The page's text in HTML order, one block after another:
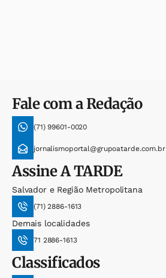
Fale com a Redação
(71) 99601-0020
jornalismoportal@grupoatarde.com.br
AssineA TARDE
Salvador e Região Metropolitana
(71) 2886-1613
Demais localidades
71 2886-1613
Classificados